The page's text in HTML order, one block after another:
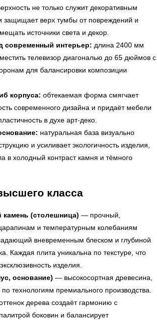
не только служит декоративным
защищает верх тумбы от повреждений и
источники света и декор.
современный интерьер: длина 2400 мм
телевизор диагональю до 65 дюймов с
для балансировки композиции
корпуса: обтекаемая форма смягчает
современного дизайна и придаёт мебели
в духе арт-деко.
натуральная база визуально
и усиливает экологичность изделия,
в холодный контраст камня и тёмного
класса
камень (столешница) — прочный,
и температурным колебаниям
вневременным блеском и глубиной
Каждая плита уникальна по текстуре, что
изделия.
основание) — высокосортная древесина,
технологиям премиального производства.
дерева создаёт гармонию с
боковин и балансирует
страницу